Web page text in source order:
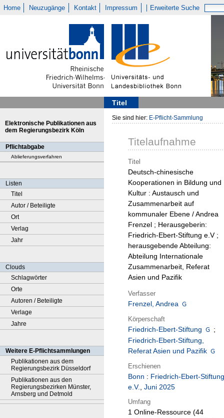
Home Neuzugänge Kontakt Impressum Erweiterte Suche
Titel
Elektronische Publikationen aus
dem Regierungsbezirk Köln
Pflichtabgabe
Ablieferungsverfahren
Listen
Titel
Autor / Beteiligte
Ort
Verlag
Jahr
Clouds
Schlagwörter
Orte
Autoren / Beteiligte
Verlage
Jahre
Weitere E-Pflichtsammlungen
Publikationen aus dem
Regierungsbezirk Düsseldorf
Publikationen aus den
Regierungsbezirken Münster,
Arnsberg und Detmold
Sie sind hier: E-Pflicht-Sammlung
Titelaufnahme
Titel
Deutsch-chinesische
Kooperationen in Bildung und
Kultur : Austausch und
Zusammenarbeit auf
kommunaler Ebene / Andrea
Frenzel ; Herausgeberin:
Friedrich-Ebert-Stiftung e.V ;
herausgebende Abteilung:
Abteilung Internationale
Zusammenarbeit, Referat
Asien und Pazifik
Verfasser
Frenzel, Andrea
Körperschaft
Friedrich-Ebert-Stiftung
;
Friedrich-Ebert-Stiftung,
Referat Asien und Pazifik
Erschienen
Bonn : Friedrich-Ebert-Stiftung
e.V., Juni 2025
Umfang
1 Online-Ressource (44